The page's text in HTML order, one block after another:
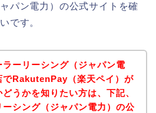
パン電力）の公式サイトを確
です。
ラーリーシング（ジャパン電
でRakutenPay（楽天ペイ）が
うかを知りたい方は、下記、
ーシング（ジャパン電力）の公